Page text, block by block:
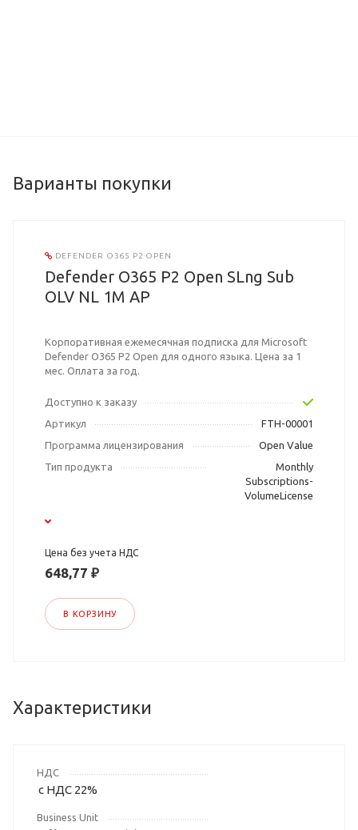
Варианты покупки
DEFENDER O365 P2 OPEN
Defender O365 P2 Open SLng Sub
OLV NL 1M AP
Корпоративная ежемесячная подписка для Microsoft
Defender O365 P2 Open для одного языка. Цена за 1
мес. Оплата за год.
Доступно к заказу
Артикул
FTH-00001
Программа лицензирования
Open Value
Тип продукта
Monthly
Subscriptions-
VolumeLicense
Цена без учета НДС
648,77 ₽
В КОРЗИНУ
Характеристики
НДС
с НДС 22%
Business Unit